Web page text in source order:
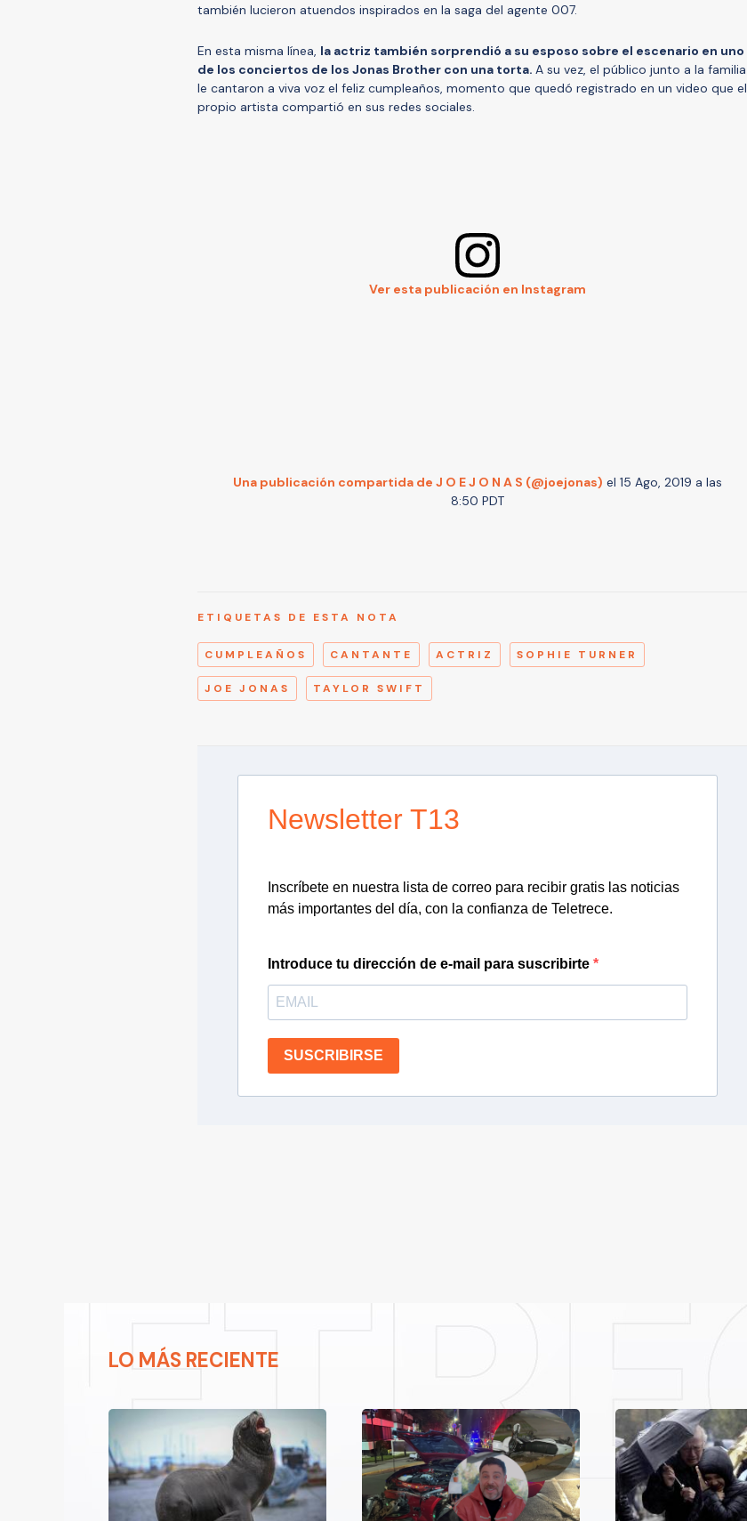
también lucieron atuendos inspirados en la saga del agente 007.
En esta misma línea, la actriz también sorprendió a su esposo sobre el escenario en uno
de los conciertos de los Jonas Brother con una torta. A su vez, el público junto a la familia
le cantaron a viva voz el feliz cumpleaños, momento que quedó registrado en un video que el
propio artista compartió en sus redes sociales.
Ver esta publicación en Instagram
Una publicación compartida de J O E J O N A S (@joejonas) el 15 Ago, 2019 a las
8:50 PDT
ETIQUETAS DE ESTA NOTA
CUMPLEAÑOS CANTANTE ACTRIZ SOPHIE TURNER
JOE JONAS TAYLOR SWIFT
Newsletter T13
Inscríbete en nuestra lista de correo para recibir gratis las noticias
más importantes del día, con la confianza de Teletrece.
Introduce tu dirección de e-mail para suscribirte
SUSCRIBIRSE
LO MÁS RECIENTE